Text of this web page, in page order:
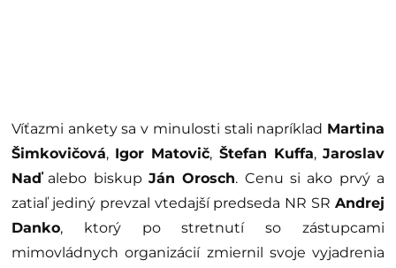
Víťazmi ankety sa v minulosti stali napríklad Martina
Šimkovičová, Igor Matovič, Štefan Kuffa,Jaroslav
Naďalebo biskup Ján Orosch. Cenu si ako prvý a
zatiaľ jediný prevzal vtedajší predseda NR SR Andrej
Danko, ktorý po stretnutí so zástupcami
mimovládnych organizácií zmiernil svoje vyjadrenia